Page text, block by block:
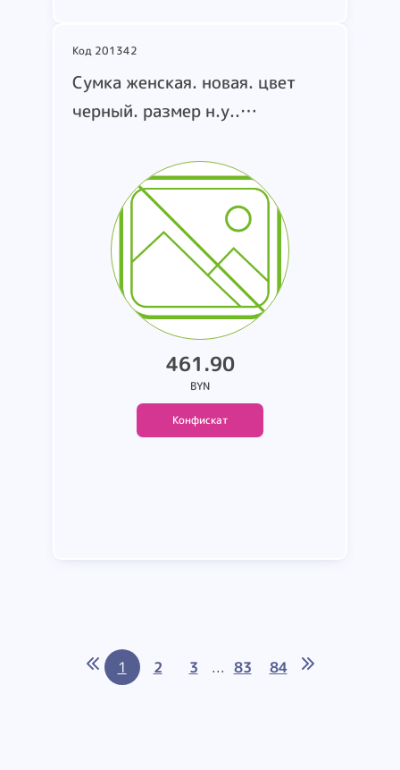
Код 201342
Cумка женская. новая. цвет
черный. размер н.у..
mini A0F1. т.м. PINKO. страна
производства н.у.. состав: н.у.
(коробка 305)
461.90
BYN
Конфискат
1 2 3 ... 83 84